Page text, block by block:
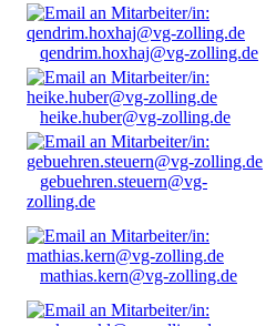
qendrim.hoxhaj@vg-zolling.de
heike.huber@vg-zolling.de
gebuehren.steuern@vg-
zolling.de
mathias.kern@vg-zolling.de